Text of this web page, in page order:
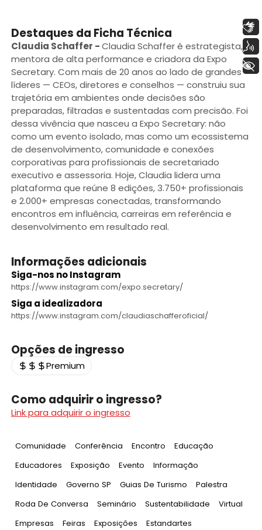
Destaques da Ficha Técnica
Claudia Schaffer -Claudia Schaffer é estrategista,
mentora de alta performance e criadora da Expo
Secretary. Com mais de 20 anos ao lado de grandes
líderes — CEOs, diretores e conselhos — construiu sua
trajetória em ambientes onde decisões são
preparadas, filtradas e sustentadas com precisão. Foi
dessa vivência que nasceu a Expo Secretary: não
como um evento isolado, mas como um ecossistema
de desenvolvimento, comunidade e conexões
corporativas para profissionais de secretariado
executivo e assessoria. Hoje, Claudia lidera uma
plataforma que reúne 8 edições, 3.750+ profissionais
e 2.000+ empresas conectadas, transformando
encontros em influência, carreiras em referência e
desenvolvimento em resultado real.
Informações adicionais
Siga-nos no Instagram
https://www.instagram.com/expo.secretary/
Siga a idealizadora
https://www.instagram.com/claudiaschafferoficial/
Opções de ingresso
Premium
Como adquirir o ingresso?
Link para adquirir o ingresso
Tag:
Comunidade Tag:
Conferência Tag:
Encontro Tag:
Educação
Tag:
Educadores Tag:
Exposição Tag:
Evento Tag:
Informação
Tag:
Identidade Tag:
Governo SP Tag:
Guias De Turismo Tag:
Palestra
Tag:
Roda De Conversa Tag:
Seminário Tag:
Sustentabilidade Tag:
Virtual
Tag:
Empresas Tag:
Feiras Tag:
Exposições Tag:
Estandartes
Voz
+ Acessibilidade